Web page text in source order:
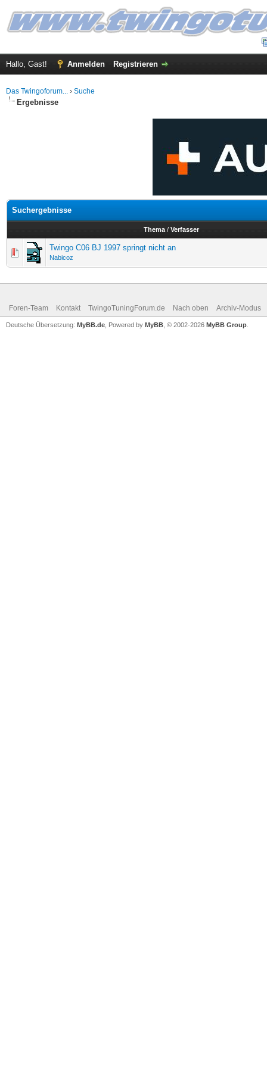
Hallo, Gast! Anmelden Registrieren
Das Twingoforum... › Suche
Ergebnisse
Suchergebnisse
Thema / Verfasser
Twingo C06 BJ 1997 springt nicht an
Nabicoz
Foren-Team Kontakt TwingoTuningForum.de Nach oben Archiv-Modus
Deutsche Übersetzung: MyBB.de , Powered by MyBB , © 2002-2026 MyBB Group